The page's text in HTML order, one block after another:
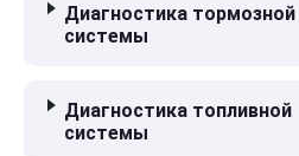
Диагностика тормозной
системы
Диагностика топливной
системы